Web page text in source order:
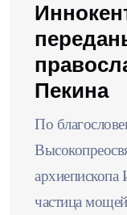
Пекина
По
архиепископа
частица